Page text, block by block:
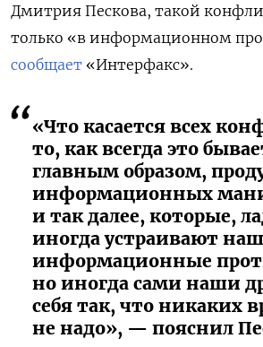
Дмитрия Пескова, такой
только «в информационном
сообщает «Интерфакс».
«Что касается всех
то, как всегда это
главным образом,
информационных
и так далее, которые,
иногда устраивают
информационные
но иногда сами наши
себя так, что никаких
не надо», — пояснил